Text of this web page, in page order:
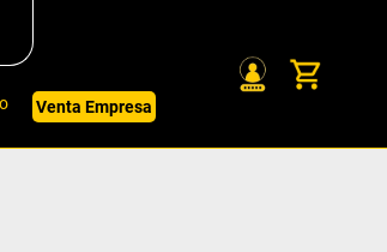
Venta Empresa